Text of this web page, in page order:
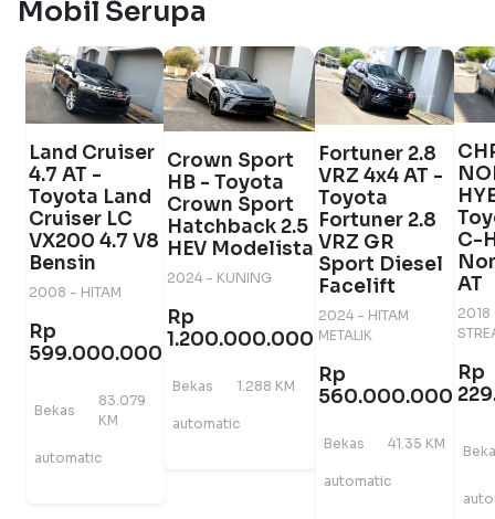
Mobil Serupa
Land Cruiser
4.7 AT -
Toyota Land
Cruiser LC
VX200 4.7 V8
Bensin
2008 - HITAM
Rp
599.000.000
Bekas
83.079
KM
automatic
Crown Sport
HB - Toyota
Crown Sport
Hatchback 2.5
HEV Modelista
2024 - KUNING
Rp
1.200.000.000
Bekas 1.288 KM
automatic
Fortuner 2.8
VRZ 4x4 AT -
Toyota
Fortuner 2.8
VRZ GR
Sport Diesel
Facelift
2024 - HITAM
METALIK
Rp
560.000.000
Bekas 41.35 KM
automatic
C-
AT
2018
Rp